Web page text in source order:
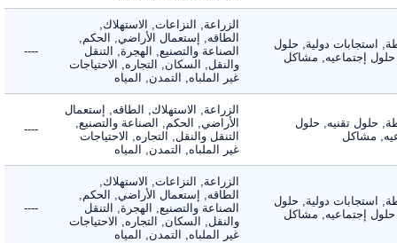
استجابات دولية, حلول
إجتماعيه, مشاكل
الزراعة, النزاعات, الاستهلاك,
الطاقه, إستعمال الأراضي, الحكم,
الصناعة والتصنيع, الهجرة, التنقل
والنقل, السكان, التجاره, الاحتياجات
غير الملباه, التمدن, المياه
----
حلول تقنيه, حلول
مشاكل
الزراعة, الاستهلاك, الطاقه, إستعمال
الأراضي, الحكم, الصناعة والتصنيع,
التنقل والنقل, التجاره, الاحتياجات
غير الملباه, التمدن, المياه
----
استجابات دولية, حلول
إجتماعيه, مشاكل
الزراعة, النزاعات, الاستهلاك,
الطاقه, إستعمال الأراضي, الحكم,
الصناعة والتصنيع, الهجرة, التنقل
والنقل, السكان, التجاره, الاحتياجات
غير الملباه, التمدن, المياه
----